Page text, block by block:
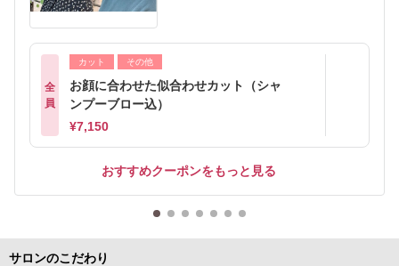
全
員
カット その他
お顔に合わせた似合わせカット（シャ
ンプーブロー込）
¥7,150
おすすめクーポンをもっと見る
サロンのこだわり